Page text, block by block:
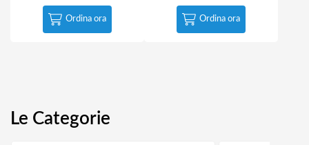
Ordina ora Ordina ora
Le Categorie